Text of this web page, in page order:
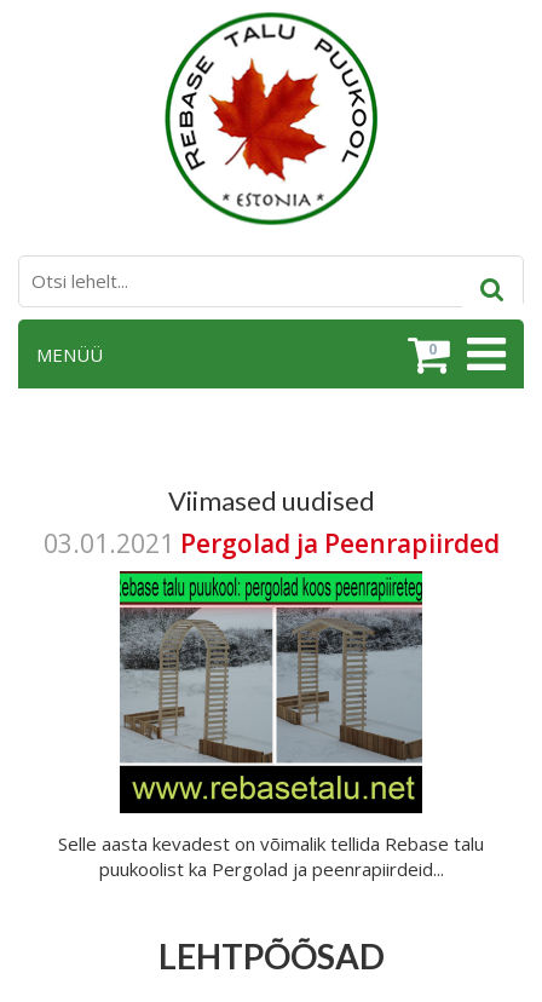
0
MENÜÜ
Viimased uudised
03.01.2021 Pergolad ja Peenrapiirded
Selle aasta kevadest on võimalik tellida Rebase talu
puukoolist ka Pergolad ja peenrapiirdeid...
LEHTPÕÕSAD